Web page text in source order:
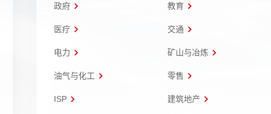
政府 教育
医疗 交通
电力 矿山与冶炼
油气与化工 零售
ISP 建筑地产